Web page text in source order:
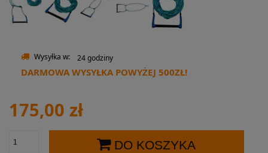
Wysyłka w: 24 godziny
DARMOWA WYSYŁKA POWYŻEJ 500ZŁ!
175,00 zł
DO KOSZYKA